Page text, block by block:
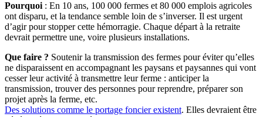
Pourquoi : En 10 ans, 100 000 fermes et 80 000 emplois agricoles
ont disparu, et la tendance semble loin de s’inverser. Il est urgent
d’agir pour stopper cette hémorragie. Chaque départ à la retraite
devrait permettre une, voire plusieurs installations.
Que faire ? Soutenir la transmission des fermes pour éviter qu’elles
ne disparaissent en accompagnant les paysans et paysannes qui vont
cesser leur activité à transmettre leur ferme : anticiper la
transmission, trouver des personnes pour reprendre, préparer son
projet après la ferme, etc.
Des solutions comme le portage foncier existent. Elles devraient être